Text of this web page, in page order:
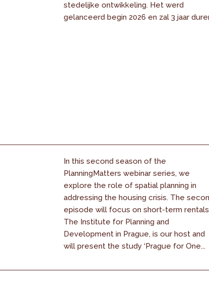
stedelijke ontwikkeling. Het werd
gelanceerd begin 2026 en zal 3 jaar
In this second season of the
PlanningMatters webinar series, we
explore the role of spatial planning in
addressing the housing crisis. The
episode will focus on short-term
The Institute for Planning and
Development in Prague, is our host and
will present the study ‘Prague for One...